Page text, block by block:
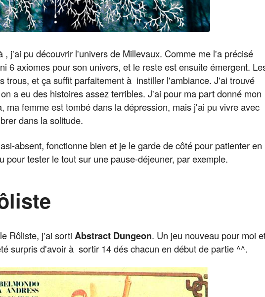
, j'ai pu découvrir l'univers de Millevaux. Comme me l'a précisé
6 axiomes pour son univers, et le reste est ensuite émergent.
trous, et ça suffit parfaitement à instiller l'ambiance. J'ai trouvé
a eu des histoires assez terribles. J'ai pour ma part donné mon
ma femme est tombé dans la dépression, mais j'ai pu vivre avec
dans la solitude.
absent, fonctionne bien et je le garde de côté pour patienter en
pour tester le tout sur une pause-déjeuner, par exemple.
Rôliste, j'ai sorti Abstract Dungeon. Un jeu nouveau pour moi
surpris d'avoir à sortir 14 dés chacun en début de partie ^^.